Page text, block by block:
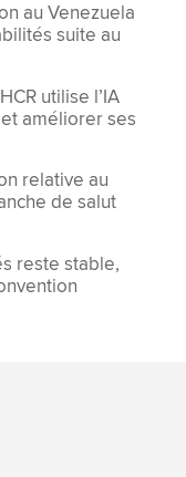
au Venezuela
suite au
utilise l’IA
améliorer ses
relative au
de salut
reste stable,